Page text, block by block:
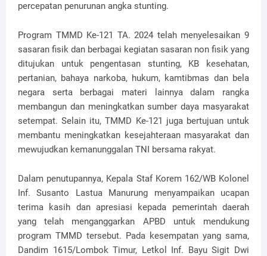
percepatan penurunan angka stunting.
Program TMMD Ke-121 TA. 2024 telah menyelesaikan 9
sasaran fisik dan berbagai kegiatan sasaran non fisik yang
ditujukan untuk pengentasan stunting, KB kesehatan,
pertanian, bahaya narkoba, hukum, kamtibmas dan bela
negara serta berbagai materi lainnya dalam rangka
membangun dan meningkatkan sumber daya masyarakat
setempat. Selain itu, TMMD Ke-121 juga bertujuan untuk
membantu meningkatkan kesejahteraan masyarakat dan
mewujudkan kemanunggalan TNI bersama rakyat.
Dalam penutupannya, Kepala Staf Korem 162/WB Kolonel
Inf. Susanto Lastua Manurung menyampaikan ucapan
terima kasih dan apresiasi kepada pemerintah daerah
yang telah menganggarkan APBD untuk mendukung
program TMMD tersebut. Pada kesempatan yang sama,
Dandim 1615/Lombok Timur, Letkol Inf. Bayu Sigit Dwi